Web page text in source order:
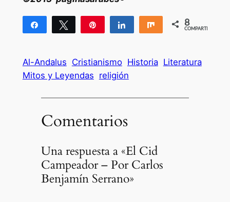
Compartir Twittear Compartir Compartir
8
COMPARTIR
Al-Andalus Cristianismo Historia Literatura
Mitos y Leyendas religión
Comentarios
Una respuesta a «El Cid
Campeador – Por Carlos
Benjamín Serrano»